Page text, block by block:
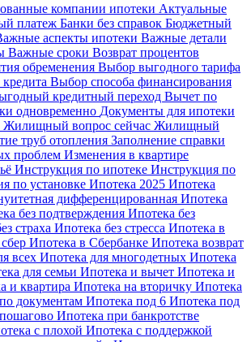
компании ипотеки Актуальные
платеж Банки без справок Бюджетный
аспекты ипотеки Важные детали
Важные сроки Возврат процентов
обременения Выбор выгодного тарифа
Выбор способа финансирования
кредитный переход Вычет по
одновременно Документы для ипотеки
Жилищный вопрос сейчас Жилищный
труб отопления Заполнение справки
проблем Изменения в квартире
Инструкция по ипотеке Инструкция по
по установке Ипотека 2025 Ипотека
дифференцированная Ипотека
без подтверждения Ипотека без
страха Ипотека без стресса Ипотека в
Ипотека в Сбербанке Ипотека возврат
всех Ипотека для многодетных Ипотека
для семьи Ипотека и вычет Ипотека и
и квартира Ипотека на вторичку Ипотека
документам Ипотека под 6 Ипотека под
Ипотека при банкротстве
с плохой Ипотека с поддержкой